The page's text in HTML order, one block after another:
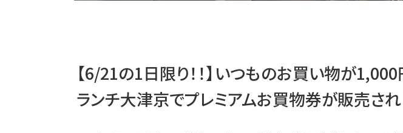
【6/21の1日限り！！】いつものお買い物が1,000
ランチ大津京でプレミアムお買物券が販売さ